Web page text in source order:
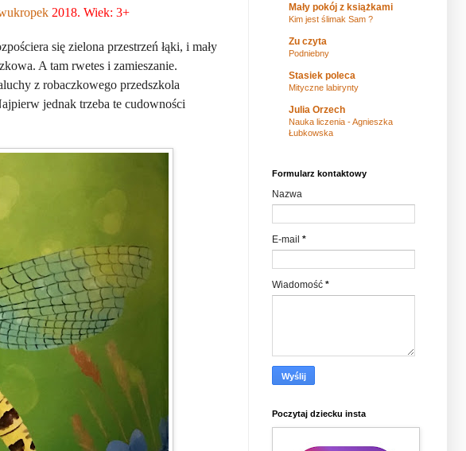
2018. Wiek: 3+
się zielona przestrzeń łąki, i mały
A tam rwetes i zamieszanie.
z robaczkowego przedszkola
jednak trzeba te cudowności
Mały pokój z książkami
Kim jest ślimak Sam ?
Zu czyta
Podniebny
Stasiek poleca
Mityczne labirynty
Julia Orzech
Nauka liczenia - Agnieszka
Łubkowska
Formularz kontaktowy
Nazwa
E-mail *
Wiadomość *
Poczytaj dziecku insta